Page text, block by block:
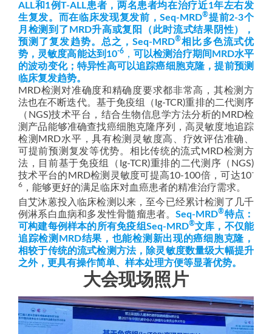
ALL和1例T-ALL患者，两名患者均在治疗近1年左右发
生复发。而在临床发现复发前，Seq-MRD®提前2-3个
月检测到了MRD升高或复阳（此时流式结果阴性），
预测了复发趋势。总之，Seq-MRD®相比多色流式优
势，灵敏度高能达到10-6， 可以检测治疗期间MRD水平
的波动变化；特异性高可以追踪癌细胞克隆，提前预测
临床复发趋势。
MRD检测对准确度和精确度要求都非常高，其检测方
法也在不断迭代。基于免疫组（Ig-TCR)重排的二代测序
（NGS)技术平台，结合生物信息学方法分析的MRD检
测产品能够准确查找癌细胞克隆序列，高灵敏度地追踪
检测MRD水平，具有检测灵敏度高、疗效评估准确、
可提前预测复发等优势。相比传统的流式MRD检测方
法，目前基于免疫组（Ig-TCR)重排的二代测序（NGS)
技术平台的MRD检测灵敏度可提高10-100倍，可达10-
6 ，能够更好的满足临床对血癌患者的精准治疗需求。
自艾沐蒽投入临床检测以来，至今已经累计检测了几千
例淋系白血病和多发性骨髓瘤患者。Seq-MRD®特点：
可构建每例样本的所有免疫组Seq-MRD®文库，不仅能
追踪检测MRD结果，也能检测新出现的癌细胞克隆，
相较于传统的流式检测方法，除灵敏度数量级大幅提升
之外，更具有操作简单、样本处理方便等显著优势。
大会现场照片